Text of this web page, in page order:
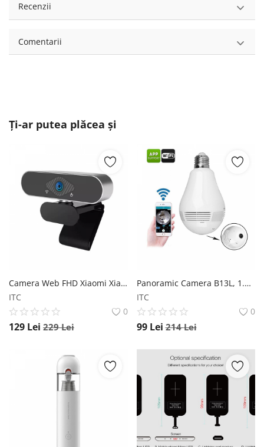
Recenzii
Comentarii
Ți-ar putea plăcea și
Camera Web FHD Xiaomi Xiaovv USB IP Camera cu microfon, 2MP, Unghi larg 150 , Auto focus, Recunoastere faciala, Alimentare USB Xiaomi
ITC
0
129 Lei 229Lei
Panoramic Camera B13L, 1.3 MP, Camera Tip Bec, cu iluminare, Alarma, unghi de vizualizare 360 grade, Wireless,AP - DualStore Star
ITC
0
99 Lei 214Lei